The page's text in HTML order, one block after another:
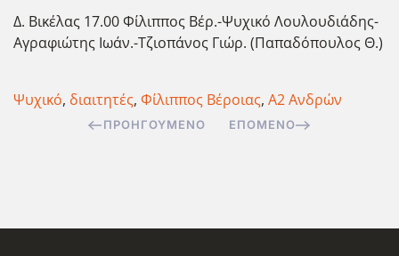
Δ. Βικέλας 17.00 Φίλιππος Βέρ.-Ψυχικό Λουλουδιάδης-
Αγραφιώτης Ιωάν.-Τζιοπάνος Γιώρ. (Παπαδόπουλος Θ.)
Ψυχικό, διαιτητές, Φίλιππος Βέροιας, Α2 Ανδρών
ΠΡΟΗΓΟΎΜΕΝΟ ΕΠΌΜΕΝΟ